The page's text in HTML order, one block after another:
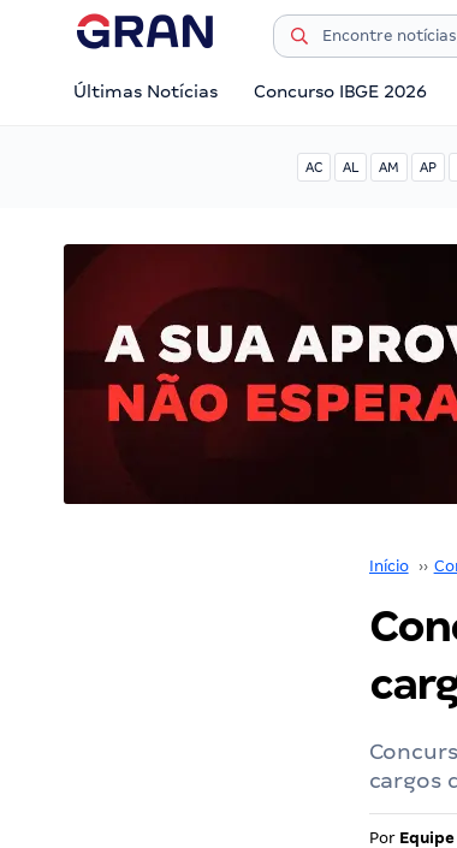
Últimas Notícias Concurso IBGE 2026
AC AL AM AP
Início ››
cargos
Por